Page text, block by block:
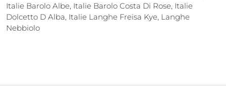
Italie Barolo Albe, Italie Barolo Costa Di Rose, Italie
Dolcetto D Alba, Italie Langhe Freisa Kye, Langhe
Nebbiolo